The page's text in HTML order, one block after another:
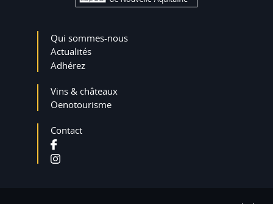
Qui sommes-nous
Actualités
Adhérez
Vins & châteaux
Oenotourisme
Contact